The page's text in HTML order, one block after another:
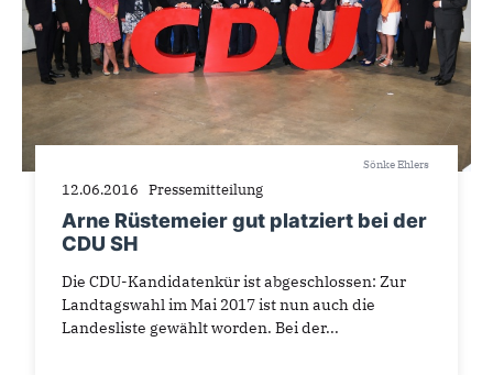
Sönke Ehlers
12.06.2016 Pressemitteilung
Arne Rüstemeier gut platziert bei der
CDU SH
Die CDU-Kandidatenkür ist abgeschlossen: Zur
Landtagswahl im Mai 2017 ist nun auch die
Landesliste gewählt worden. Bei der...